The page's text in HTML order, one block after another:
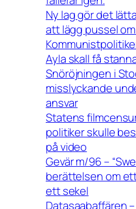
Ny lag gör det
att lägg pussel
Ayla skall få
Snöröjningen i
misslyckande
ansvar
Statens
politiker skulle
på video
Gevär m/96 –
berättelsen om
ett sekel
Datasaabaffären